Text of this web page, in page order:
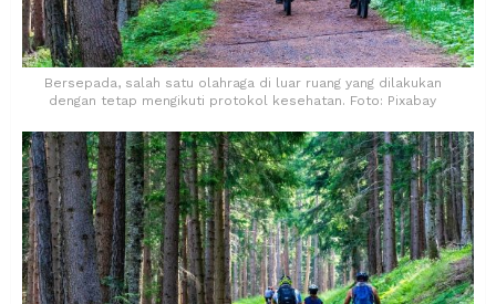
Bersepada, salah satu olahraga di luar ruang yang dilakukan
dengan tetap mengikuti protokol kesehatan. Foto: Pixabay